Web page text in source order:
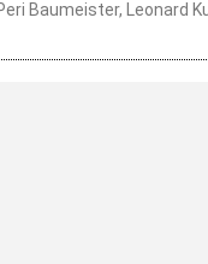
Baumeister, Leonard